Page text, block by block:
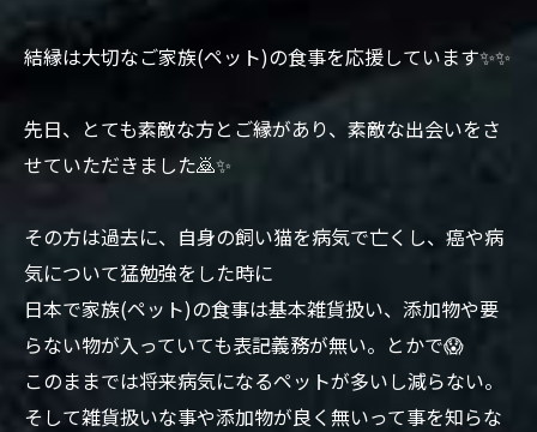
結縁は大切なご家族(ペット)の食事を応援しています✨✨
先日、とても素敵な方とご縁があり、素敵な出会いをさ
せていただきました🙇✨
その方は過去に、自身の飼い猫を病気で亡くし、癌や病
気について猛勉強をした時に
日本で家族(ペット)の食事は基本雑貨扱い、添加物や要
らない物が入っていても表記義務が無い。とかで😱
このままでは将来病気になるペットが多いし減らない。
そして雑貨扱いな事や添加物が良く無いって事を知らな